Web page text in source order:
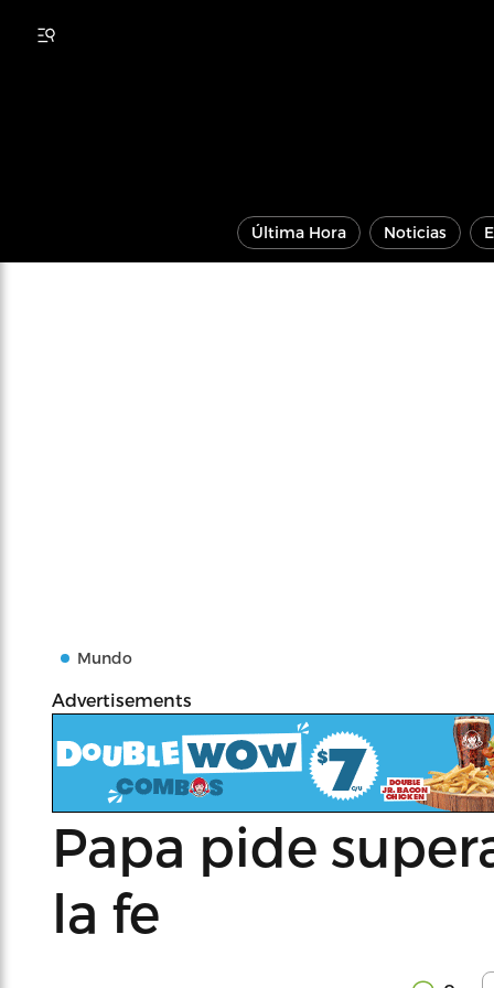
Última Hora Noticias
Mundo
Advertisements
Papa pide
la fe